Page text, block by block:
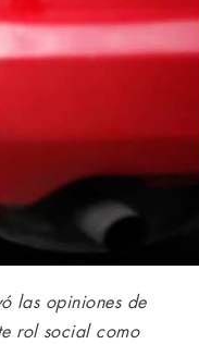
las opiniones de
rol social como